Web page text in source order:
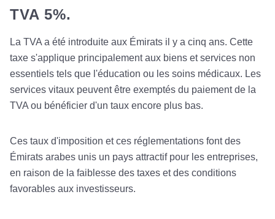
TVA 5%.
La TVA a été introduite aux Émirats il y a cinq ans. Cette
taxe s'applique principalement aux biens et services non
essentiels tels que l'éducation ou les soins médicaux. Les
services vitaux peuvent être exemptés du paiement de la
TVA ou bénéficier d'un taux encore plus bas.
Ces taux d'imposition et ces réglementations font des
Émirats arabes unis un pays attractif pour les entreprises,
en raison de la faiblesse des taxes et des conditions
favorables aux investisseurs.